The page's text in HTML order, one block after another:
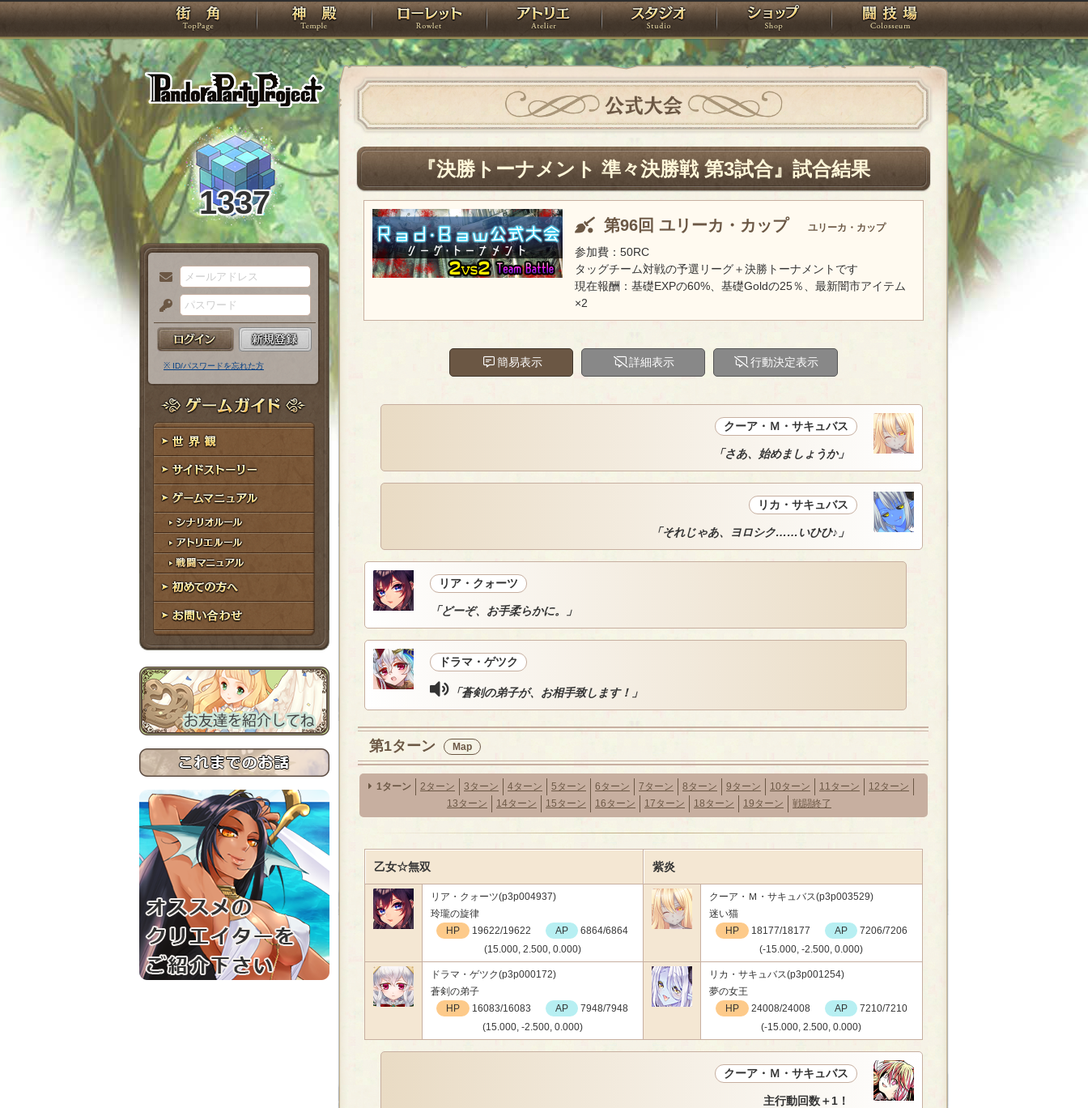
PandoraPartyProject
TOP 神殿 ローレット アトリエ スタジオ ショップ 闘技場
1337
メ
ー
ル
ア
ド
レ
ス
パ
ス
ー
ド
※ ID/パスワードを忘れた方
ゲームガイド
世界観
サイドストーリー
ゲームマニュアル
シナリオルール
アトリエルール
戦闘マニュアル
初めての方へ
お問い合わせ
公式大会
『決勝トーナメント 準々決勝戦 第3試合』試合結果
第96回 ユリーカ・カップ ユリーカ・カップ
参加費：50RC
タッグチーム対戦の予選リーグ＋決勝トーナメントです
現在報酬：基礎EXPの60%、基礎Goldの25％、最新闇市アイテム
×2
簡易表示 詳細表示 行動決定表示
クーア・Ｍ・サキュバス
「さあ、始めましょうか」
リカ・サキュバス
「それじゃあ、ヨロシク……いひひ♪」
リア・クォーツ
「どーぞ、お手柔らかに。」
ドラマ・ゲツク
「蒼剣の弟子が、お相手致します！」
第1ターン Map
1ターン 2ターン 3ターン 4ターン 5ターン 6ターン 7ターン 8ターン 9ターン 10ターン 11ターン
12ターン
13ターン
14ターン 15ターン 16ターン 17ターン 18ターン 19ターン 戦闘終了
乙女☆無双 紫炎
リア・クォーツ(p3p004937)
玲瓏の旋律
HP
19622/19622 AP
6864/6864
(15.000, 2.500, 0.000)
クーア・Ｍ・サキュバス(p3p003529)
迷い猫
HP
18177/18177 AP
7206/7206
(-15.000, -2.500, 0.000)
ドラマ・ゲツク(p3p000172)
蒼剣の弟子
HP
16083/16083 AP
7948/7948
(15.000, -2.500, 0.000)
リカ・サキュバス(p3p001254)
夢の女王
HP
24008/24008 AP
7210/7210
(-15.000, 2.500, 0.000)
クーア・Ｍ・サキュバス
主行動回数＋1！